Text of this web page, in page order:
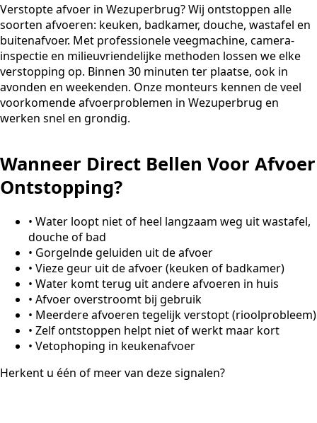
Verstopte afvoer in Wezuperbrug? Wij ontstoppen alle
soorten afvoeren: keuken, badkamer, douche, wastafel en
buitenafvoer. Met professionele veegmachine, camera-
inspectie en milieuvriendelijke methoden lossen we elke
verstopping op. Binnen 30 minuten ter plaatse, ook in
avonden en weekenden. Onze monteurs kennen de veel
voorkomende afvoerproblemen in Wezuperbrug en
werken snel en grondig.
Wanneer Direct Bellen Voor Afvoer
Ontstopping?
• Water loopt niet of heel langzaam weg uit wastafel,
douche of bad
• Gorgelnde geluiden uit de afvoer
• Vieze geur uit de afvoer (keuken of badkamer)
• Water komt terug uit andere afvoeren in huis
• Afvoer overstroomt bij gebruik
• Meerdere afvoeren tegelijk verstopt (rioolprobleem)
• Zelf ontstoppen helpt niet of werkt maar kort
• Vetophoping in keukenafvoer
Herkent u één of meer van deze signalen?